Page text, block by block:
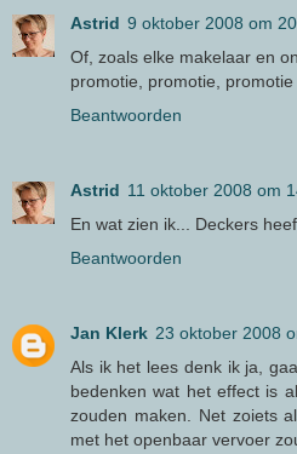
Astrid 9 oktober 2008 om
Of, zoals elke makelaar en
promotie, promotie, promotie
Beantwoorden
Astrid 11 oktober 2008 om
En wat zien ik... Deckers
Beantwoorden
Jan Klerk 23 oktober 2008
Als ik het lees denk ik ja,
bedenken wat het effect is
zouden maken. Net zoiets
met het openbaar vervoer